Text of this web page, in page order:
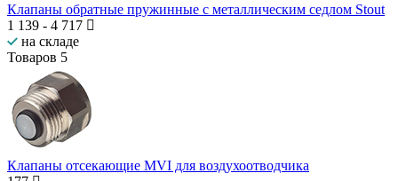
Клапаны обратные пружинные с металлическим седлом Stout
1 139 - 4 717
на складе
Товаров 5
Клапаны отсекающие MVI для воздухоотводчика